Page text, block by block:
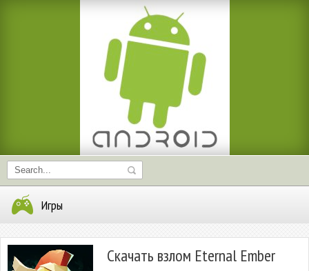
Игры
Скачать взлом Eternal Ember